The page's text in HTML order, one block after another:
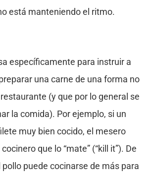
está manteniendo el ritmo.
específicamente para instruir a
una carne de una forma no
(y que por lo general se
la comida). Por ejemplo, si un
muy bien cocido, el mesero
que lo “mate” (“kill it”). De
puede cocinarse de más para